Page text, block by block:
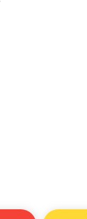
Tài Chính
Quy Định Của Bộ
Dụng Dài Nhất